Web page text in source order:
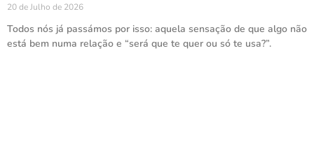
20 de Julho de 2026
Todos nós já passámos por isso: aquela sensação de que algo não
está bem numa relação e “será que te quer ou só te usa?”.